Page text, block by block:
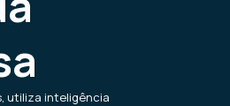
utiliza inteligência